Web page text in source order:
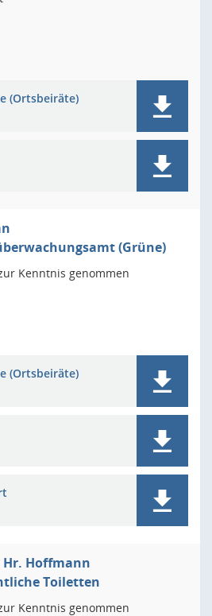
(Ortsbeiräte)
(Grüne)
Kenntnis genommen
(Ortsbeiräte)
Hr. Hoffmann
Toiletten
Kenntnis genommen